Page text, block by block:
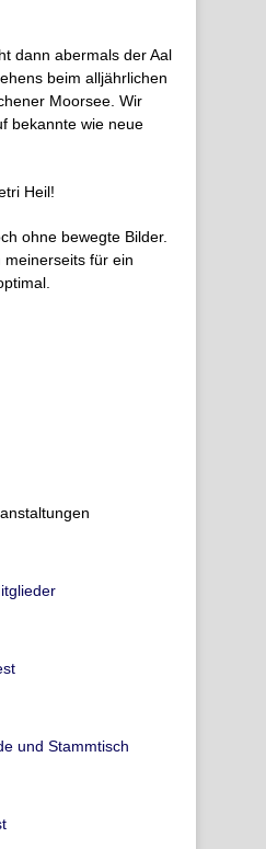
dann abermals der Aal
beim alljährlichen
Moorsee. Wir
bekannte wie neue
Heil!
ohne bewegte Bilder.
meinerseits für ein
und Stammtisch